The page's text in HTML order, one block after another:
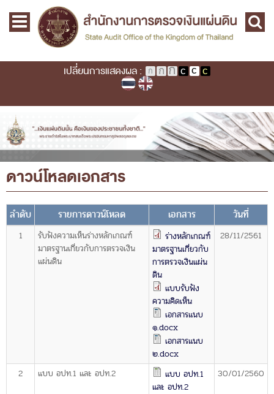
Skip to main content
Main menu
หน้าแรก
เกี่ยวกับ คตง.
นโยบายการตรวจเงินแผ่นดิน
เกี่ยวกับ ผตง.
ผู้ว่าการตรวจเงินแผ่นดิน
การบริหารและพัฒนาทรัพยากรบุคคล
เกี่ยวกับ สตง.
ประวัติสำนักงานการตรวจเงินแผ่นดิน
พรป. ว่าด้วยการตรวจเงินแผ่นดิน พ.ศ. 2561
แผนปฏิบัติราชการ ระยะ ๕ ปี (พ.ศ. ๒๕๖๖ - ๒๕๗๐)
ผู้บริหารสำนักงานการตรวจเงินแผ่นดิน
Advisor to State Audit Office
ผู้บริหารเทคโนโลยีสารสนเทศระดับสูง (CIO)
เปลี่ยนการแสดงผล :
คุณอยู่ที่
หน้าหลัก คลังความรู้ › ดาวน์โหลดเอกสาร
ดาวน์โหลดเอกสาร
ลำดับ รายการดาวน์โหลด เอกสาร วันที่
1
รับฟังความเห็นร่างหลักเกณฑ์
มาตรฐานเกี่ยวกับการตรวจเงิน
แผ่นดิน
ร่างหลักเกณฑ์
มาตรฐานเกี่ยวกับ
การตรวจเงินแผ่น
ดิน
แบบรับฟัง
ความคิดเห็น
เอกสารแนบ
๑.docx
เอกสารแนบ
๒.docx
28/11/2561
2 แบบ อปท.1 และ อปท.2
แบบ อปท.1
และ อปท.2
30/01/2560